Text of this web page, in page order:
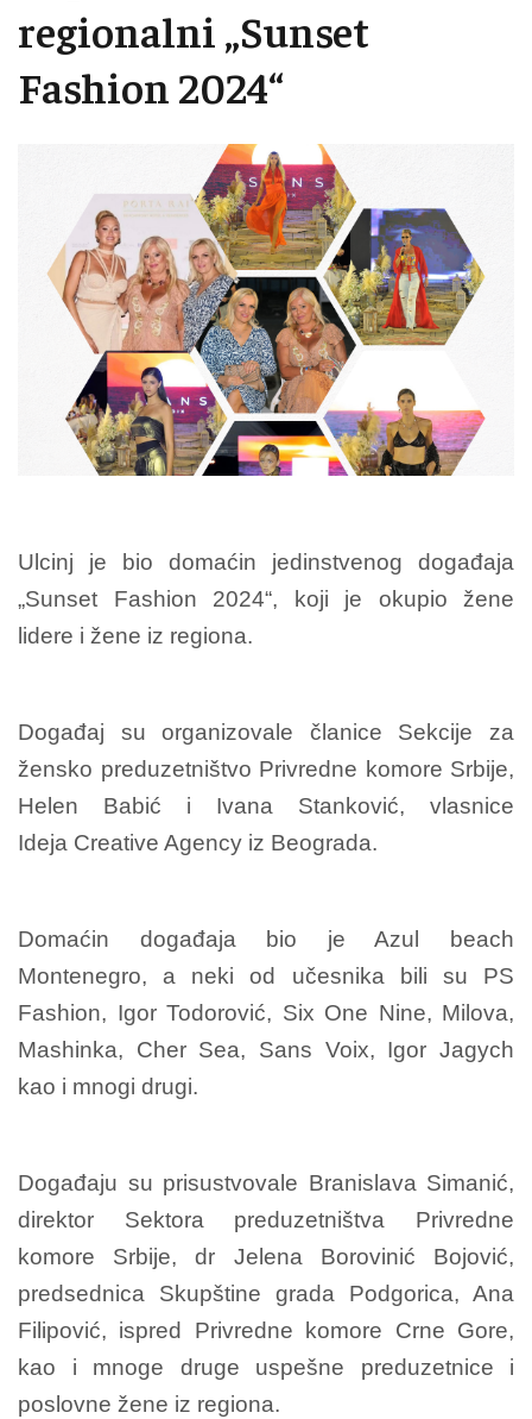
regionalni „Sunset
Fashion 2024“
Ulcinj je bio domaćin jedinstvenog događaja
„Sunset Fashion 2024“, koji je okupio žene
lidere i žene iz regiona.
Događaj su organizovale članice Sekcije za
žensko preduzetništvo Privredne komore Srbije,
Helen Babić i Ivana Stanković, vlasnice
Ideja Creative Agency iz Beograda.
Domaćin događaja bio je Azul beach
Montenegro, a neki od učesnika bili su PS
Fashion, Igor Todorović, Six One Nine, Milova,
Mashinka, Cher Sea, Sans Voix, Igor Jagych
kao i mnogi drugi.
Događaju su prisustvovale Branislava Simanić,
direktor Sektora preduzetništva Privredne
komore Srbije, dr Jelena Borovinić Bojović,
predsednica Skupštine grada Podgorica, Ana
Filipović, ispred Privredne komore Crne Gore,
kao i mnoge druge uspešne preduzetnice i
poslovne žene iz regiona.